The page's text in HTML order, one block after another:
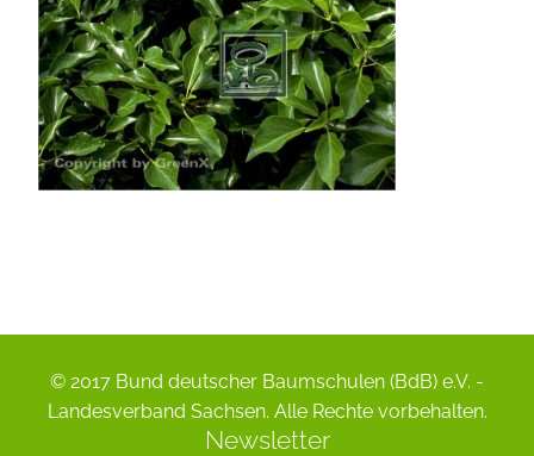
© 2017 Bund deutscher Baumschulen (BdB) e.V. -
Landesverband Sachsen. Alle Rechte vorbehalten.
Newsletter